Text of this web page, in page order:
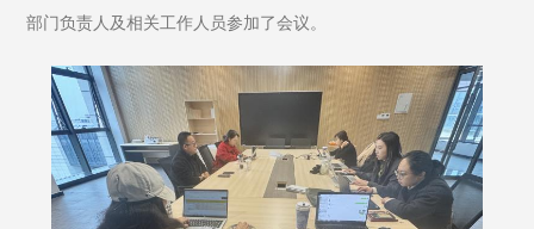
部门负责人及相关工作人员参加了会议。